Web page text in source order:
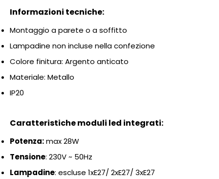
Informazioni tecniche:
Montaggio a parete o a soffitto
Lampadine non incluse nella confezione
Colore finitura: Argento anticato
Materiale: Metallo
IP20
Caratteristiche moduli led integrati:
Potenza:max 28W
Tensione: 230V ~ 50Hz
Lampadine: escluse 1xE27/ 2xE27/ 3xE27